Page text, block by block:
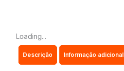
Loading...
Descrição Informação adicional